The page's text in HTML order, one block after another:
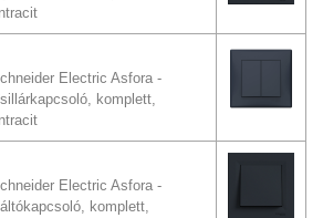
Electric Asfora -
komplett,
Electric Asfora -
komplett,